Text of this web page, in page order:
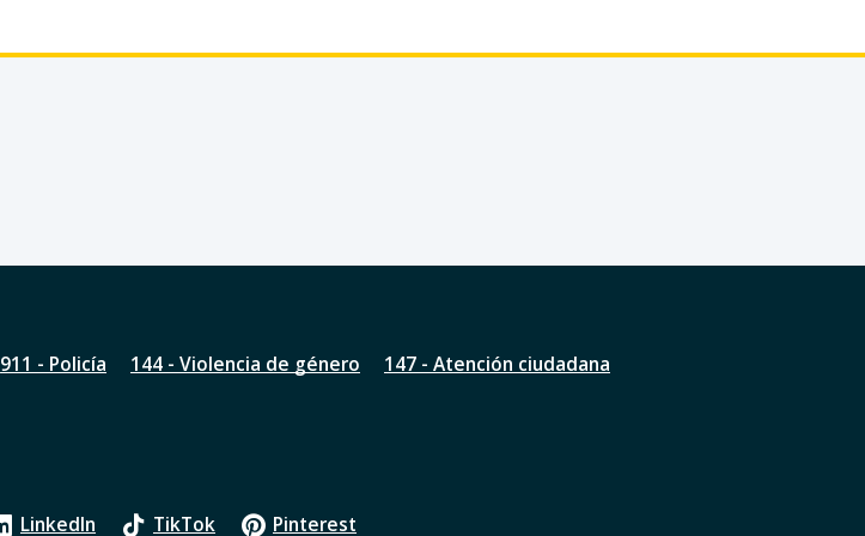
911 - Policía 144 - Violencia de género
147 - Atención ciudadana
LinkedIn TikTok Pinterest